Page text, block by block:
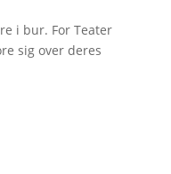
i bur. For Teater
sig over deres